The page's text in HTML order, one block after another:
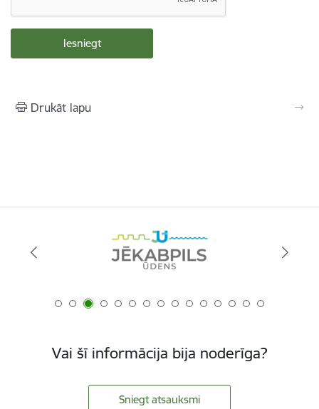
Drukāt lapu
Vai šī informācija bija noderīga?
Sniegt atsauksmi